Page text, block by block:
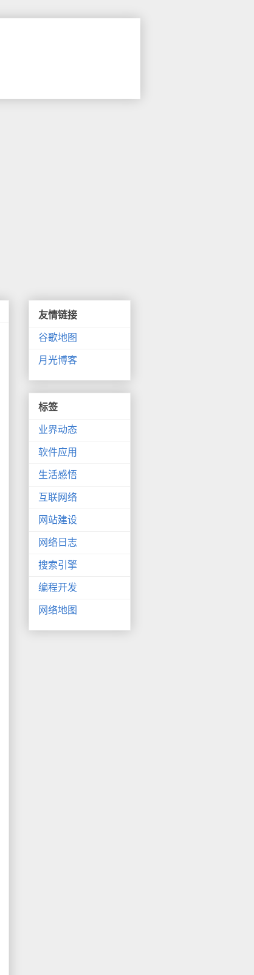
友情链接
谷歌地图
月光博客
标签
业界动态
软件应用
生活感悟
互联网络
网站建设
网络日志
搜索引擎
编程开发
网络地图